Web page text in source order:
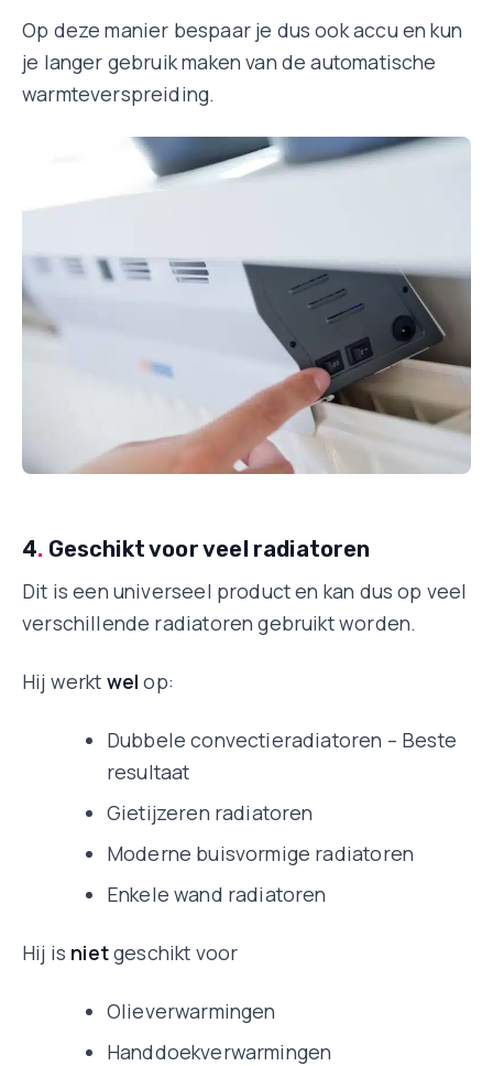
Op deze manier bespaar je dus ook accu en kun
je langer gebruik maken van de automatische
warmteverspreiding.
4. Geschikt voor veel radiatoren
Dit is een universeel product en kan dus op veel
verschillende radiatoren gebruikt worden.
Hij werkt wel op:
Dubbele convectieradiatoren – Beste
resultaat
Gietijzeren radiatoren
Moderne buisvormige radiatoren
Enkele wand radiatoren
Hij is nietgeschikt voor
Olieverwarmingen
Handdoekverwarmingen